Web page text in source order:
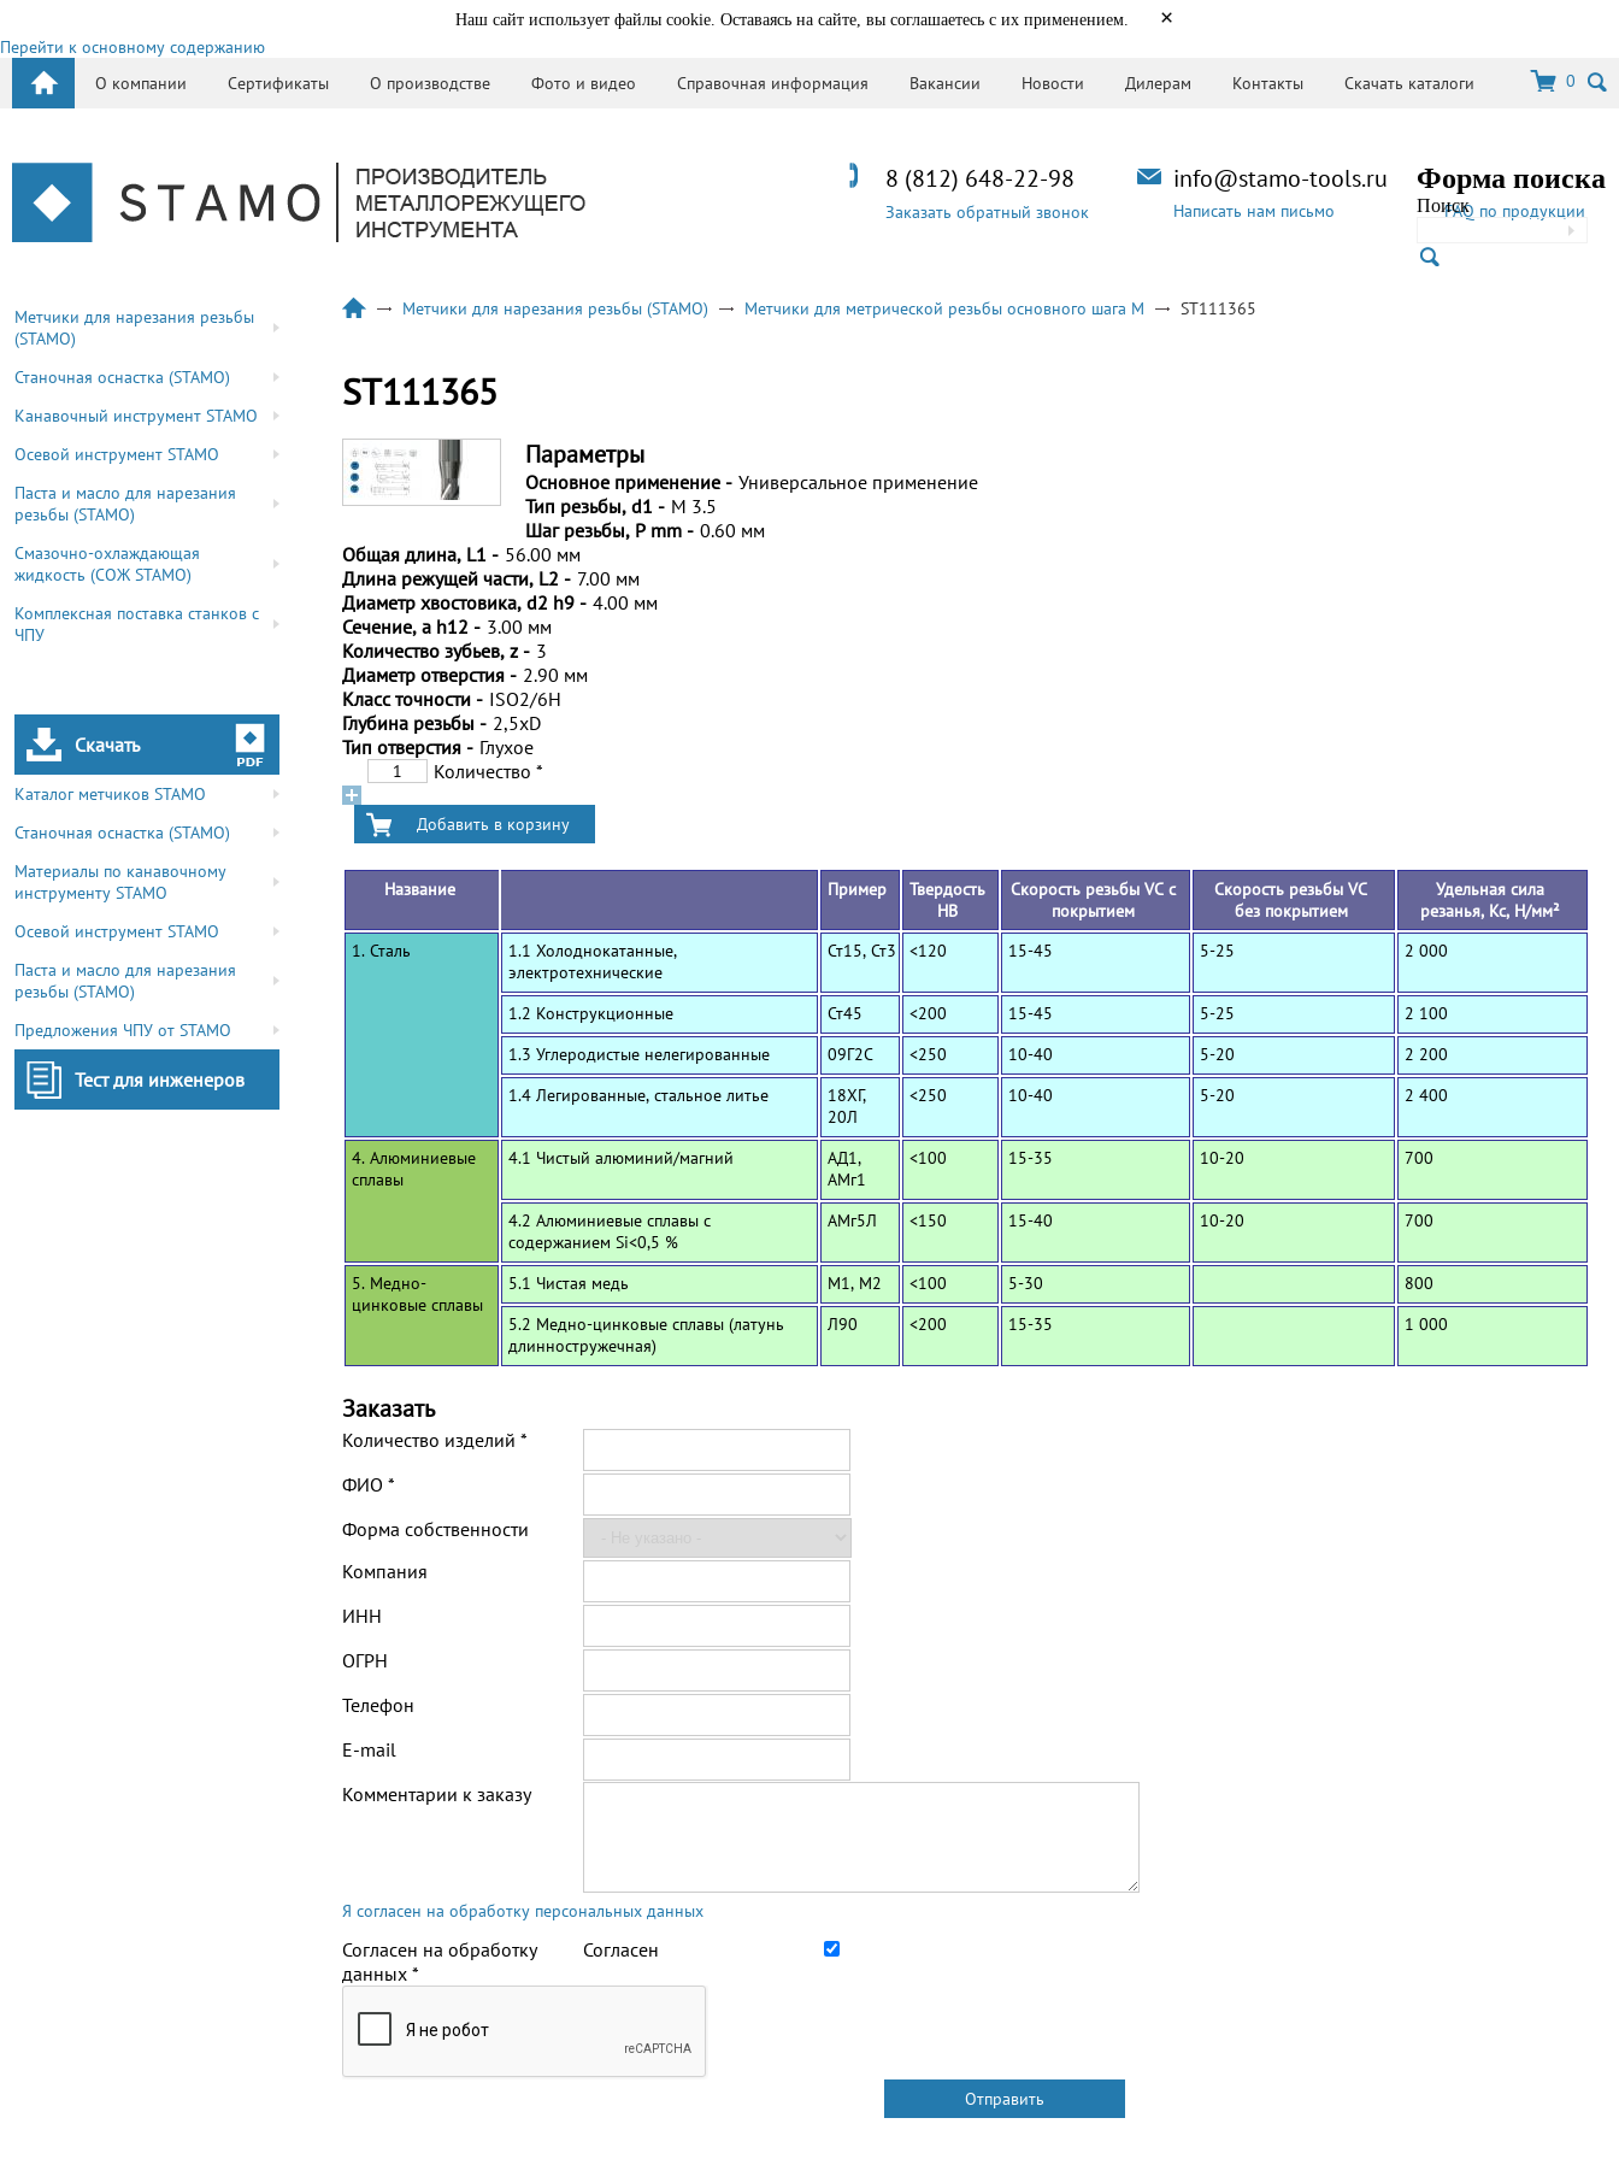
Наш сайт использует файлы cookie. Оставаясь на сайте, вы соглашаетесь с их применением. ×
Перейти к основному содержанию
О компании
Сертификаты О производстве Фото и видео Справочная информация Вакансии Новости Дилерам Контакты Скачать каталоги 0
Форма поиска
ПоискFAQ по продукции
info@stamo-tools.ru
Написать нам письмо
8 (812) 648-22-98
Заказать обратный звонок
Метчики для нарезания резьбы
(STAMO)
Станочная оснастка (STAMO)
Канавочный инструмент STAMO
Осевой инструмент STAMO
Паста и масло для нарезания
резьбы (STAMO)
Смазочно-охлаждающая
жидкость (СОЖ STAMO)
Комплексная поставка станков с
ЧПУ
Скачать
Каталог метчиков STAMO
Станочная оснастка (STAMO)
Материалы по канавочному
инструменту STAMO
Осевой инструмент STAMO
Паста и масло для нарезания
резьбы (STAMO)
Предложения ЧПУ от STAMO
Тест для инженеров
Метчики для нарезания резьбы (STAMO) Метчики для метрической резьбы основного шага M ST111365
ST111365
Параметры
Основное применение - Универсальное применение
Тип резьбы, d1 - M 3.5
Шаг резьбы, P mm - 0.60 мм
Общая длина, L1 - 56.00 мм
Длина режущей части, L2 - 7.00 мм
Диаметр хвостовика, d2 h9 - 4.00 мм
Сечение, a h12 - 3.00 мм
Количество зубьев, z - 3
Диаметр отверстия - 2.90 мм
Класс точности - ISO2/6H
Глубина резьбы - 2,5xD
Тип отверстия - Глухое
Количество *
Название Пример
Твердость
HB
Скорость резьбы VC с
покрытием
Скорость резьбы VC
без покрытием
Удельная сила
резанья, Кс, Н/мм²
1. Сталь
1.1 Холоднокатанные,
электротехнические
Ст15, Ст3 <120 15-45 5-25 2 000
1.2 Конструкционные Ст45 <200 15-45 5-25
2 100
1.3 Углеродистые нелегированные
09Г2С <250 10-40 5-20
2 200
1.4 Легированные, стальное литье
18ХГ,
20Л
<250 10-40 5-20 2 400
4. Алюминиевые
сплавы
4.1 Чистый алюминий/магний
АД1,
АМг1
<100 15-35 10-20 700
4.2 Алюминиевые сплавы с
содержанием Si<0,5 %
АМг5Л <150 15-40 10-20 700
5. Медно-
цинковые сплавы
5.1 Чистая медь М1, М2 <100 5-30
800
5.2 Медно-цинковые сплавы (латунь
длинностружечная)
Л90 <200 15-35 1 000
Заказать
Количество изделий *
ФИО *
Форма собственности
Компания
ИНН
ОГРН
Телефон
E-mail
Комментарии к заказу
Я согласен на обработку персональных данных
Согласен на обработку
данных *
Согласен